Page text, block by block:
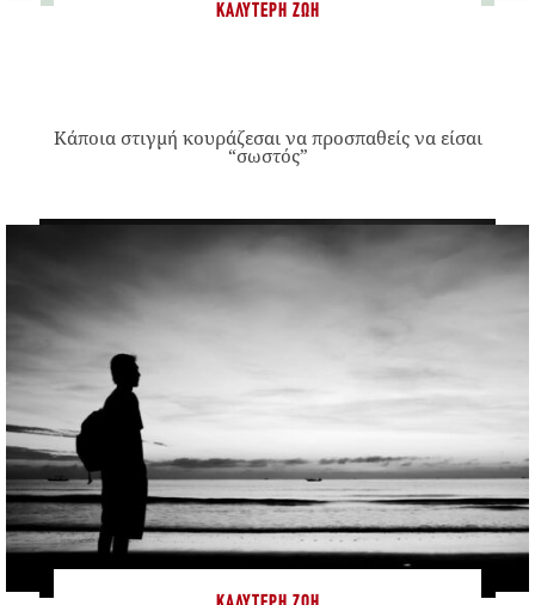
ΚΑΛΎΤΕΡΗ ΖΩΉ
Κάποια στιγμή κουράζεσαι να προσπαθείς να είσαι
“σωστός”